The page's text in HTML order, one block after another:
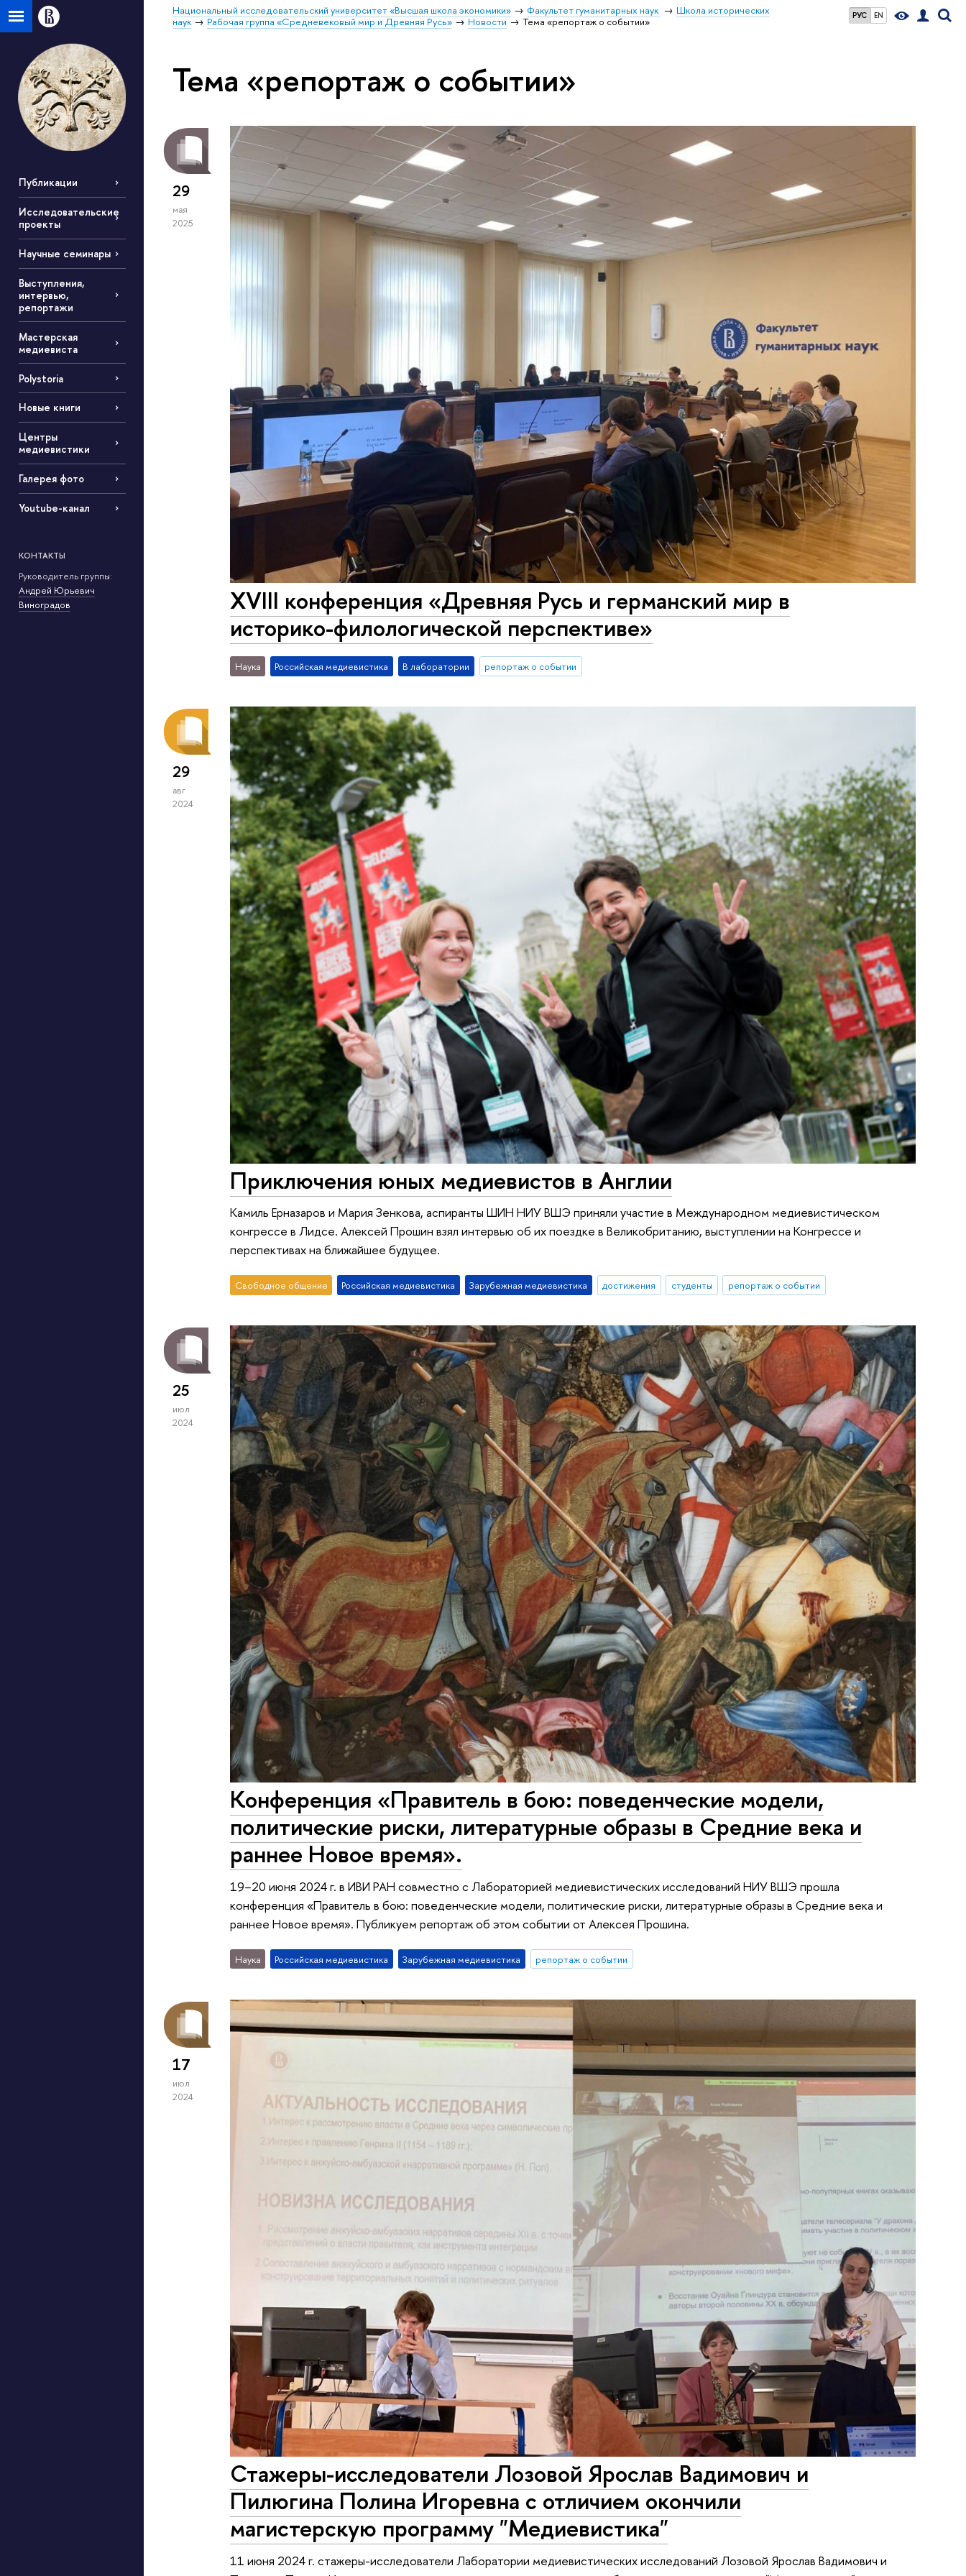
РУС EN
Национальный исследовательский университет «Высшая школа экономики» Факультет гуманитарных наук
Школа исторических
наук
Рабочая группа «Средневековый мир и Древняя Русь» Новости Тема «репортаж о событии»
Публикации
Исследовательские
проекты
Научные семинары
Выступления,
интервью,
репортажи
Мастерская
медиевиста
Polystoria
Новые книги
Центры
медиевистики
Галерея фото
Youtube-канал
КОНТАКТЫ
Руководитель группы:
Андрей Юрьевич
Виноградов
Тема «репортаж о событии»
29
мая
2025
XVIII конференция «Древняя Русь и германский мир в
историко-филологической перспективе»
Наука Российская медиевистика В лаборатории репортаж о событии
29
авг
2024
Приключения юных медиевистов в Англии
Камиль Ерназаров и Мария Зенкова, аспиранты ШИН НИУ ВШЭ приняли участие в Международном медиевистическом
конгрессе в Лидсе. Алексей Прошин взял интервью об их поездке в Великобританию, выступлении на Конгрессе и
перспективах на ближайшее будущее.
Свободное общение Российская медиевистика Зарубежная медиевистика достижения студенты репортаж о событии
25
июл
2024
Конференция «Правитель в бою: поведенческие модели,
политические риски, литературные образы в Средние века и
раннее Новое время».
19−20 июня 2024 г. в ИВИ РАН совместно с Лабораторией медиевистических исследований НИУ ВШЭ прошла
конференция «Правитель в бою: поведенческие модели, политические риски, литературные образы в Средние века и
раннее Новое время». Публикуем репортаж об этом событии от Алексея Прошина.
Наука Российская медиевистика Зарубежная медиевистика репортаж о событии
17
июл
2024
Стажеры-исследователи Лозовой Ярослав Вадимович и
Пилюгина Полина Игоревна с отличием окончили
магистерскую программу "Медиевистика"
11 июня 2024 г. стажеры-исследователи Лаборатории медиевистических исследований Лозовой Ярослав Вадимович и